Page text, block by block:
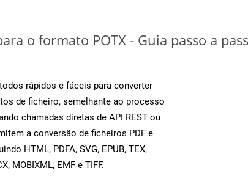
o formato POTX - Guia passo a
rápidos e fáceis para converter
de ficheiro, semelhante ao processo
chamadas diretas de API REST ou
a conversão de ficheiros PDF e
HTML, PDFA, SVG, EPUB, TEX,
MOBIXML, EMF e TIFF.